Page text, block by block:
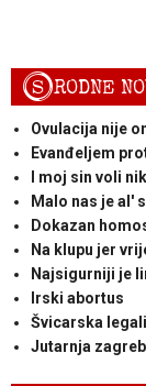
SRODNE
Ovulacija nije
Evanđeljem
I moj sin voli
Malo nas je al'
Dokazan
Na klupu jer
Najsigurniji je
Irski abortus
Švicarska
Jutarnja